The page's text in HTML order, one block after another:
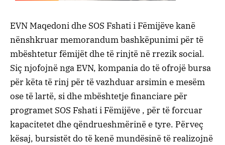
EVN Maqedoni dhe SOS Fshati i Fëmijëve kanë
nënshkruar memorandum bashkëpunimi për të
mbështetur fëmijët dhe të rinjtë në rrezik social.
Siç njofojnë nga EVN, kompania do të ofrojë bursa
për këta të rinj për të vazhduar arsimin e mesëm
ose të lartë, si dhe mbështetje financiare për
programet SOS Fshati i Fëmijëve , për të forcuar
kapacitetet dhe qëndrueshmërinë e tyre. Përveç
kësaj, bursistët do të kenë mundësinë të realizojnë